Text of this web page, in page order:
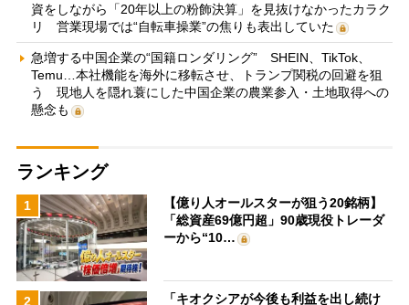
資をしながら「20年以上の粉飾決算」を見抜けなかったカラク
リ 営業現場では“自転車操業”の焦りも表出していた
急増する中国企業の“国籍ロンダリング” SHEIN、TikTok、
Temu…本社機能を海外に移転させ、トランプ関税の回避を狙
う 現地人を隠れ蓑にした中国企業の農業参入・土地取得への
懸念も
ランキング
1
【億り人オールスターが狙う20銘柄】
「総資産69億円超」90歳現役トレーダ
ーから“10…
2 「キオクシアが今後も利益を出し続け